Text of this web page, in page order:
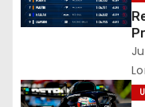
ó
d